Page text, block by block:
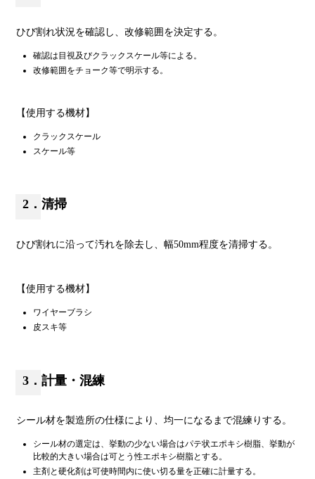
ひび割れ状況を確認し、改修範囲を決定する。
確認は目視及びクラックスケール等による。
改修範囲をチョーク等で明示する。
【使用する機材】
クラックスケール
スケール等
2．清掃
ひび割れに沿って汚れを除去し、幅50mm程度を清掃する。
【使用する機材】
ワイヤーブラシ
皮スキ等
3．計量・混練
シール材を製造所の仕様により、均一になるまで混練りする。
シール材の選定は、挙動の少ない場合はパテ状エポキシ樹脂、挙動が
比較的大きい場合は可とう性エポキシ樹脂とする。
主剤と硬化剤は可使時間内に使い切る量を正確に計量する。